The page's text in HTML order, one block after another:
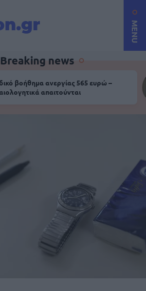
MENU
Breaking news
βοήθημα ανεργίας 565 ευρώ –
απαιτούνται